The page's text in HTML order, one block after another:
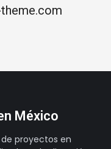
México
proyectos en